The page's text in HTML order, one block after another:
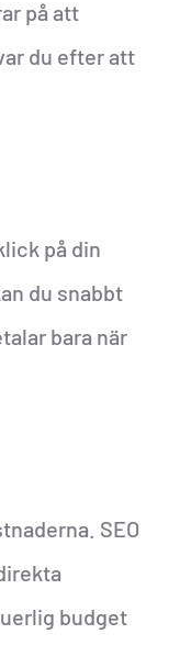
på att
du efter att
på din
du snabbt
bara när
SEO
budget